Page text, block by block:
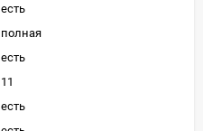
есть
полная
есть
11
есть